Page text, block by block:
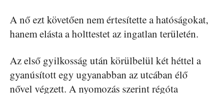
A nő ezt követően nem értesítette a hatóságokat,
hanem elásta a holttestet az ingatlan területén.
Az első gyilkosság után körülbelül két héttel a
gyanúsított egy ugyanabban az utcában élő
nővel végzett. A nyomozás szerint régóta